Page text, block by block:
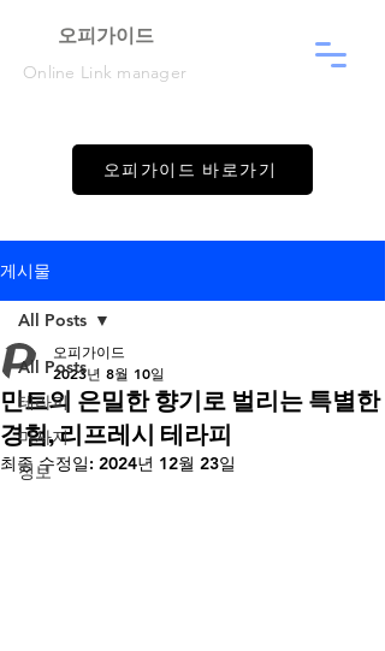
​오피가이드
Online Link manager
오피가이드 바로가기
게시물
All Posts
테라피
마사지
정보
All Posts
민트의 은밀한 향기로 벌리는 특별한
경험, 리프레시 테라피
오피가이드
2023년 8월 10일
최종 수정일: 2024년 12월 23일